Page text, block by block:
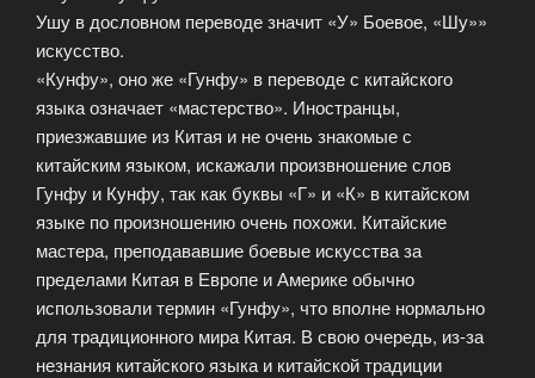
Ушу в дословном переводе значит «У» Боевое, «Шу»»
искусство.
«Кунфу», оно же «Гунфу» в переводе с китайского
языка означает «мастерство». Иностранцы,
приезжавшие из Китая и не очень знакомые с
китайским языком, искажали произвношение слов
Гунфу и Кунфу, так как буквы «Г» и «К» в китайском
языке по произношению очень похожи. Китайские
мастера, преподававшие боевые искусства за
пределами Китая в Европе и Америке обычно
использовали термин «Гунфу», что вполне нормально
для традиционного мира Китая. В свою очередь, из-за
незнания китайского языка и китайской традиции